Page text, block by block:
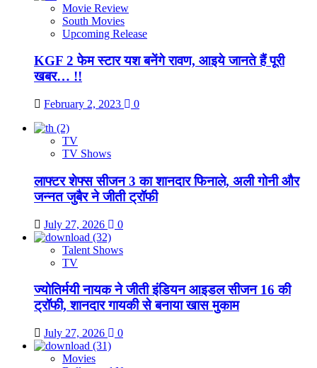
Movie Review
South Movies
Upcoming Release
KGF 2 फेम स्टार यश बनेंगे रावण, आइये जानते हैं पूरी
खबर… !!
February 2, 2023 0
TV
TV Shows
लाफ्टर शेफ्स सीजन 3 का शानदार फिनाले, अली गोनी और
जन्नत जुबैर ने जीती ट्रॉफी
July 27, 2026 0
Talent Shows
TV
ज्योतिर्मयी नायक ने जीती इंडियन आइडल सीजन 16 की
ट्रॉफी, शानदार गायकी से बनाया खास मुकाम
July 27, 2026 0
Movies